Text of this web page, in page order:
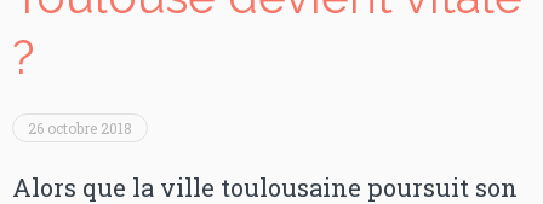
?
26 octobre 2018
Alors que la ville toulousaine poursuit son